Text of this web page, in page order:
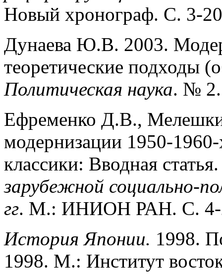
Новый хронограф. С. 3-
Дунаева Ю.В. 2003.
теоретические подходы
Политическая наука. № 2.
Ефременко Д.В.,
модернизации 1950-
классики: Вводная
зарубежной социально-
гг. М.: ИНИОН РАН. С. 4-
История Японии. 1998.
1998. М.: Институт